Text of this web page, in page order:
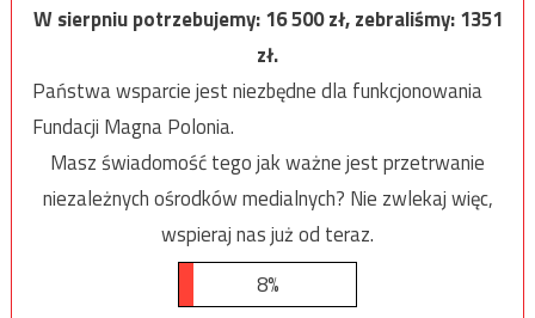
W sierpniu potrzebujemy:16 500zł, zebraliśmy:1351
zł.
Państwa wsparcie jest niezbędne dla funkcjonowania
Fundacji Magna Polonia.
Masz świadomość tego jak ważne jest przetrwanie
niezależnych ośrodków medialnych? Nie zwlekaj więc,
wspieraj nas już od teraz.
8%